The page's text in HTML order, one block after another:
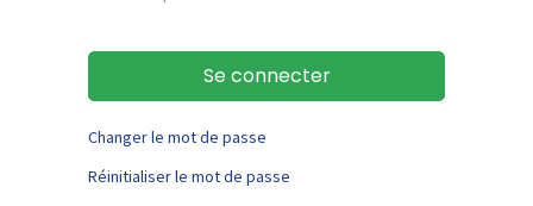
Se connecter
Changer le mot de passe
Réinitialiser le mot de passe